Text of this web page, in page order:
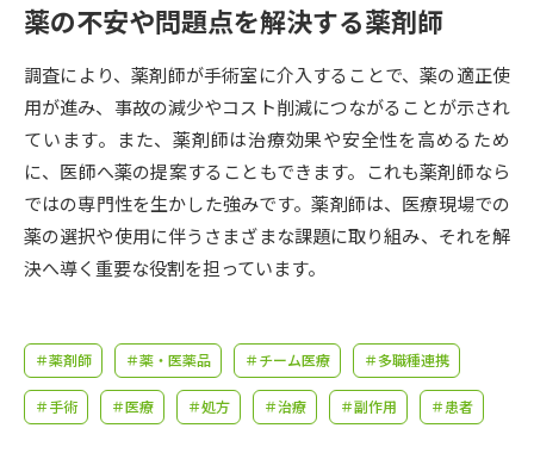
先輩が入学を決めた理由 テレメール全国一斉進学調査
新生活お役立ちガイド
学問発見 学問検索
学問のミニ講義「夢ナビ講義」 学問分野解説
薬の不安や問題点を解決する薬剤師
調査により、薬剤師が手術室に介入することで、薬の適正使
用が進み、事故の減少やコスト削減につながることが示され
ています。また、薬剤師は治療効果や安全性を高めるため
に、医師へ薬の提案することもできます。これも薬剤師なら
ではの専門性を生かした強みです。薬剤師は、医療現場での
薬の選択や使用に伴うさまざまな課題に取り組み、それを解
決へ導く重要な役割を担っています。
＃薬剤師 ＃薬・医薬品 ＃チーム医療 ＃多職種連携
＃手術 ＃医療 ＃処方 ＃治療 ＃副作用 ＃患者